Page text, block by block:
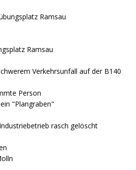
Ramsau
Ramsau
Verkehrsunfall auf der B140
Person
"Plangraben"
rasch gelöscht